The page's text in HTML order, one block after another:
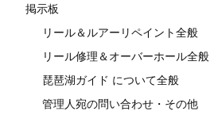
掲示板
リール＆ルアーリペイント全般
リール修理＆オーバーホール全般
琵琶湖ガイド について全般
管理人宛の問い合わせ・その他